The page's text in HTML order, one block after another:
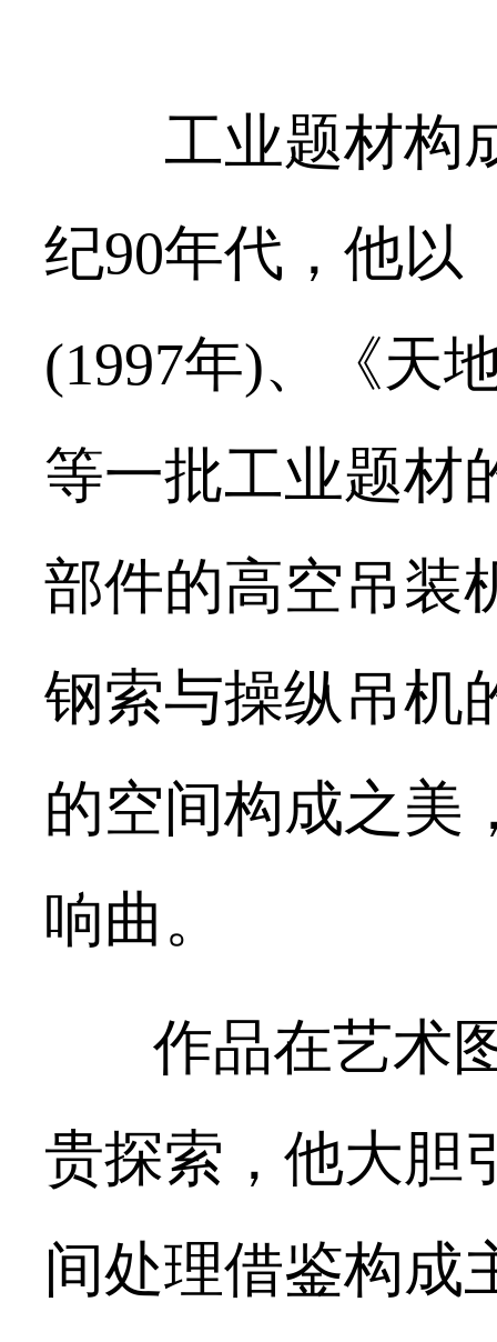
工业题材构
纪90年代，他以
(1997年)、《天
等一批工业题材
部件的高空吊装
钢索与操纵吊机
的空间构成之美
响曲。
作品在艺术图
贵探索，他大胆
间处理借鉴构成